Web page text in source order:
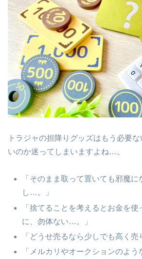
トラジャの担降りグッズはもう必要
いのか迷ってしまいますよね…。
「そのまま取って置いても邪魔に
し…。」
「捨てることを考えるとお金を
に、勿体ない…。」
「どうせ売るなら少しでも高く売
「メルカリやオークションのよ